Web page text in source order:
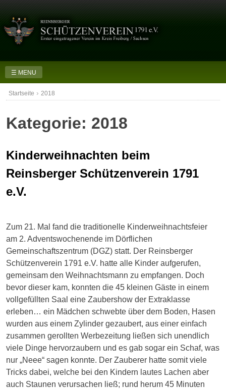
content
☰ MENU
Startseite › 2018
Kategorie: 2018
Kinderweihnachten beim
Reinsberger Schützenverein 1791
e.V.
Zum 21. Mal fand die traditionelle Kinderweihnachtsfeier
am 2. Adventswochenende im Dörflichen
Gemeinschaftszentrum (DGZ) statt. Der Reinsberger
Schützenverein 1791 e.V. hatte alle Kinder aufgerufen,
gemeinsam den Weihnachtsmann zu empfangen. Doch
bevor dieser kam, konnten die 45 kleinen Gäste in einem
vollgefüllten Saal eine Zaubershow der Extraklasse
erleben… ein Mädchen schwebte über dem Boden, Hasen
wurden aus einem Zylinder gezaubert, aus einer einfach
zusammen gerollten Werbezeitung ließen sich unendlich
viele Dinge hervorzaubern und es gab sogar ein Schaf, was
nur „Neee“ sagen konnte. Der Zauberer hatte somit viele
Tricks dabei, welche bei den Kindern lautes Lachen aber
auch Staunen verursachen ließ; rund herum 45 Minuten